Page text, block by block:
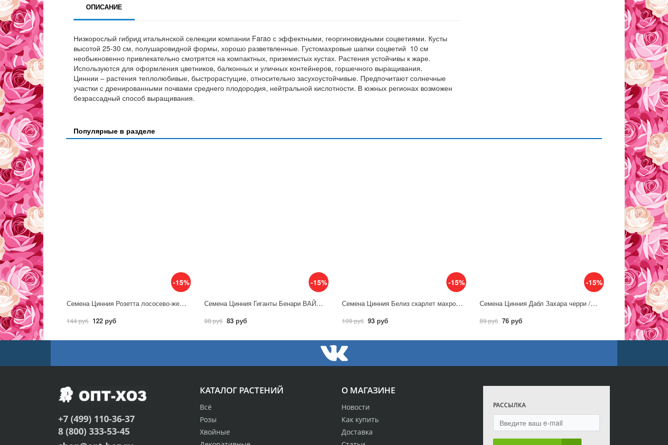
ОПИСАНИЕ
Низкорослый гибрид итальянской селекции компании Farao с эффектными, георгиновидными соцветиями. Кусты
высотой 25-30 см, полушаровидной формы, хорошо разветвленные. Густомахровые шапки соцветий 10 см
необыкновенно привлекательно смотрятся на компактных, приземистых кустах. Растения устойчивы к жаре.
Используются для оформления цветников, балконных и уличных контейнеров, горшечного выращивания.
Циннии – растения теплолюбивые, быстрорастущие, относительно засухоустойчивые. Предпочитают солнечные
участки с дренированными почвами среднего плодородия, нейтральной кислотности. В южных регионах возможен
безрассадный способ выращивания.
Популярные в разделе
-15%
Семена Цинния Розетта лососево-желтая / Аэлита
144 руб 122 руб
-15%
Семена Цинния Гиганты Бенари ВАЙН(ВИННАЯ) / Аэлита
98 руб 83 руб
-15%
Семена Цинния Белиз скарлет махровая / Аэлита
109 руб 93 руб
-15%
Семена Цинния Дабл Захара черри /Аэлита
89 руб 76 руб
О МАГАЗИНЕ
Новости
Как купить
Доставка
КАТАЛОГ РАСТЕНИЙ
Всё
Розы
Хвойные
РАССЫЛКА
+7 (499) 110-36-37
8 (800) 333-53-45